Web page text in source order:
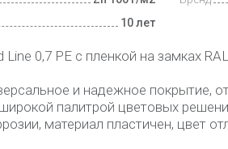
10 лет
Line 0,7 PE с пленкой на замках
и надежное покрытие,
палитрой цветовых
материал пластичен, цвет